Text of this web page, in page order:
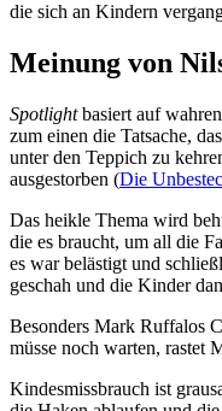
die sich an Kindern
Meinung von
Spotlightbasiert auf
zum einen die Tatsache,
unter den Teppich zu
ausgestorben (Die
Das heikle Thema wird
die es braucht, um all die
es war belästigt und
geschah und die Kinder
Besonders Mark Ruffalos
müsse noch warten, rastet
Kindesmissbrauch ist